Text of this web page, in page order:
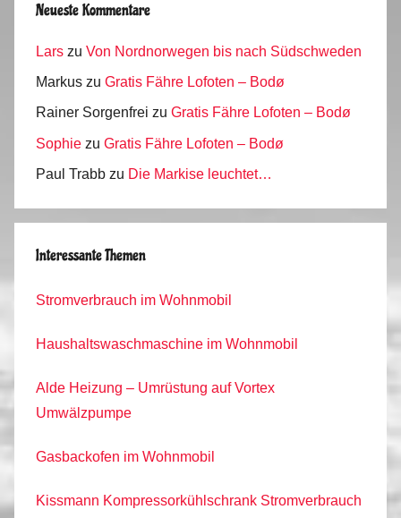
Neueste Kommentare
Lars zu Von Nordnorwegen bis nach Südschweden
Markus zu Gratis Fähre Lofoten – Bodø
Rainer Sorgenfrei zu Gratis Fähre Lofoten – Bodø
Sophie zu Gratis Fähre Lofoten – Bodø
Paul Trabb zu Die Markise leuchtet…
Interessante Themen
Stromverbrauch im Wohnmobil
Haushaltswaschmaschine im Wohnmobil
Alde Heizung – Umrüstung auf Vortex
Umwälzpumpe
Gasbackofen im Wohnmobil
Kissmann Kompressorkühlschrank Stromverbrauch